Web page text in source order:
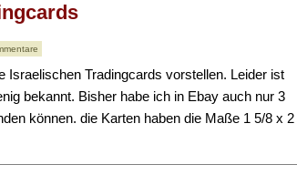
Israelischen Tradingcards vorstellen. Leider ist
bekannt. Bisher habe ich in Ebay auch nur 3
können. die Karten haben die Maße 1 5/8 x 2